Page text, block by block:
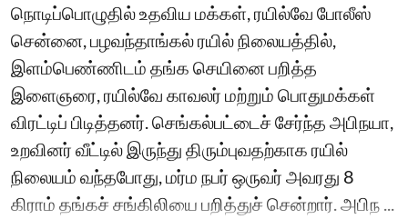
நொடிப்பொழுதில் உதவிய மக்கள், ரயில்வே போலீஸ்
சென்னை, பழவந்தாங்கல் ரயில் நிலையத்தில்,
இளம்பெண்ணிடம் தங்க செயினை பறித்த
இளைஞரை, ரயில்வே காவலர் மற்றும் பொதுமக்கள்
விரட்டிப் பிடித்தனர். செங்கல்பட்டைச் சேர்ந்த அபிநயா,
உறவினர் வீட்டில் இருந்து திரும்புவதற்காக ரயில்
நிலையம் வந்தபோது, மர்ம நபர் ஒருவர் அவரது 8
கிராம் தங்கச் சங்கிலியை பறித்துச் சென்றார். அபிந ...